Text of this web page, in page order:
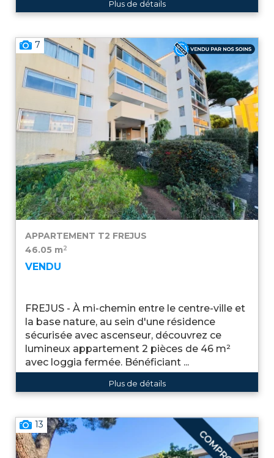
Plus de détails
7
APPARTEMENT T2 FREJUS
46.05 m2
VENDU
FREJUS - À mi-chemin entre le centre-ville et
la base nature, au sein d'une résidence
sécurisée avec ascenseur, découvrez ce
lumineux appartement 2 pièces de 46 m²
avec loggia fermée. Bénéficiant ...
Plus de détails
13